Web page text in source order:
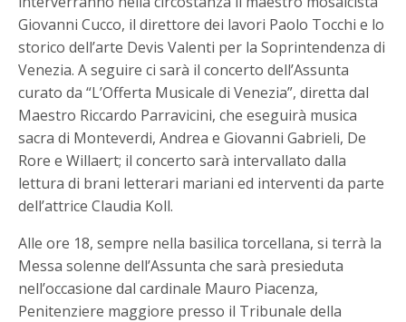
Giovanni Cucco, il direttore dei lavori Paolo Tocchi e lo
storico dell’arte Devis Valenti per la Soprintendenza di
Venezia. A seguire ci sarà il concerto dell’Assunta
curato da “L’Offerta Musicale di Venezia”, diretta dal
Maestro Riccardo Parravicini, che eseguirà musica
sacra di Monteverdi, Andrea e Giovanni Gabrieli, De
Rore e Willaert; il concerto sarà intervallato dalla
lettura di brani letterari mariani ed interventi da parte
dell’attrice Claudia Koll.
Alle ore 18, sempre nella basilica torcellana, si terrà la
Messa solenne dell’Assunta che sarà presieduta
nell’occasione dal cardinale Mauro Piacenza,
Penitenziere maggiore presso il Tribunale della